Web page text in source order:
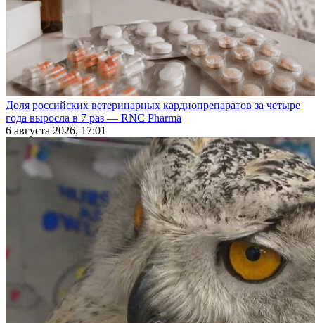
Доля российских ветеринарных кардиопрепаратов за четыре
года выросла в 7 раз — RNC Pharma
6 августа 2026, 17:01